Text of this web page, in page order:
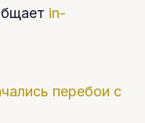
in-
перебои с